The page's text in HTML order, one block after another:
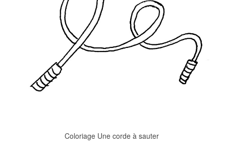
Coloriage Une corde à sauter